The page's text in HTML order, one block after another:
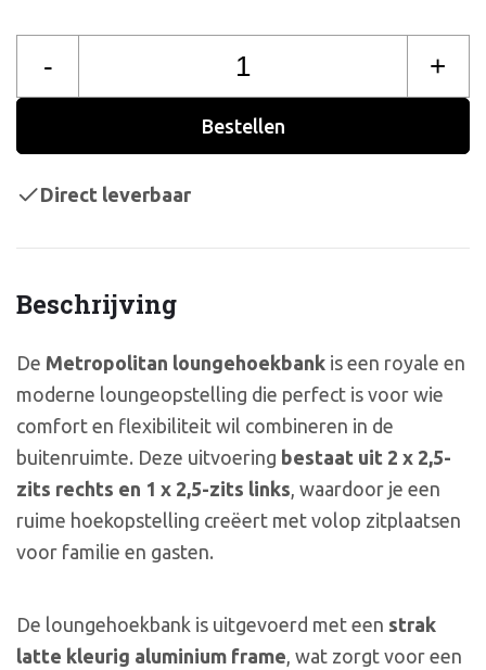
Beschrijving
De Metropolitan loungehoekbank is een royale en
moderne loungeopstelling die perfect is voor wie
comfort en flexibiliteit wil combineren in de
buitenruimte. Deze uitvoering bestaat uit 2 x 2,5-
zits rechts en 1 x 2,5-zits links , waardoor je een
ruime hoekopstelling creëert met volop zitplaatsen
voor familie en gasten.
De loungehoekbank is uitgevoerd met een strak
latte kleurig aluminium frame, wat zorgt voor een
- +
Bestellen
Direct leverbaar